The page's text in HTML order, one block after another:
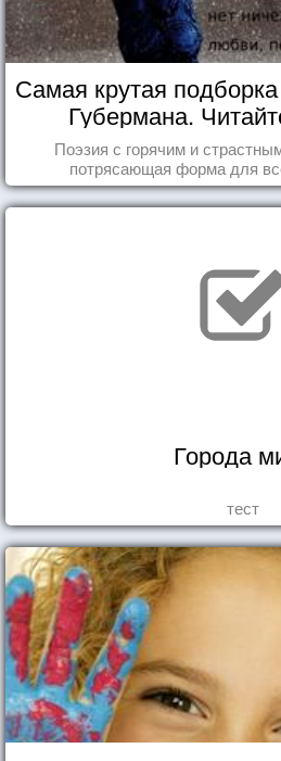
Самая крутая
Губермана.
Поэзия с горячим и
потрясающая форма для
Города
тест